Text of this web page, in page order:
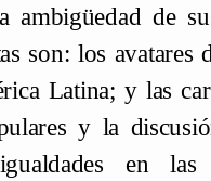
de
son: los
Latina; y las
y la
en las